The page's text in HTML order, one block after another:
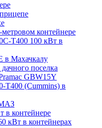
контейнере
Т400 100 кВт в
в Махачкалу
поселка
GВW15Y
Т400 (Cummins) в
в контейнере
кВт в контейнерах